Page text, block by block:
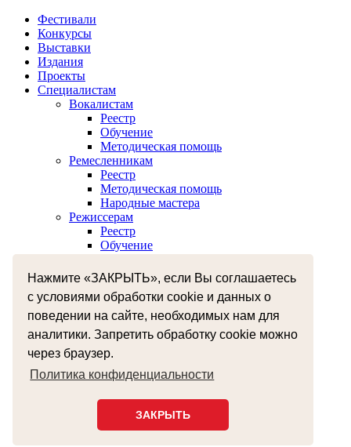
Нажмите «ЗАКРЫТЬ», если Вы соглашаетесь
с условиями обработки cookie и данных о
поведении на сайте, необходимых нам для
аналитики. Запретить обработку cookie можно
через браузер.
Политика конфиденциальности
ЗАКРЫТЬ
Фестивали
Конкурсы
Выставки
Издания
Проекты
Специалистам
Вокалистам
Реестр
Обучение
Методическая помощь
Ремесленникам
Реестр
Методическая помощь
Народные мастера
Режиссерам
Реестр
Обучение
Реестр
Музыкантам
Реестр
Межнациональное сотрудничество
Независимая оценка качества оказания услуг
Бесплатная юридическая помощь
Земский работник культуры
+7 (4812) 38-55-92 smolzentrnt@mail.ru